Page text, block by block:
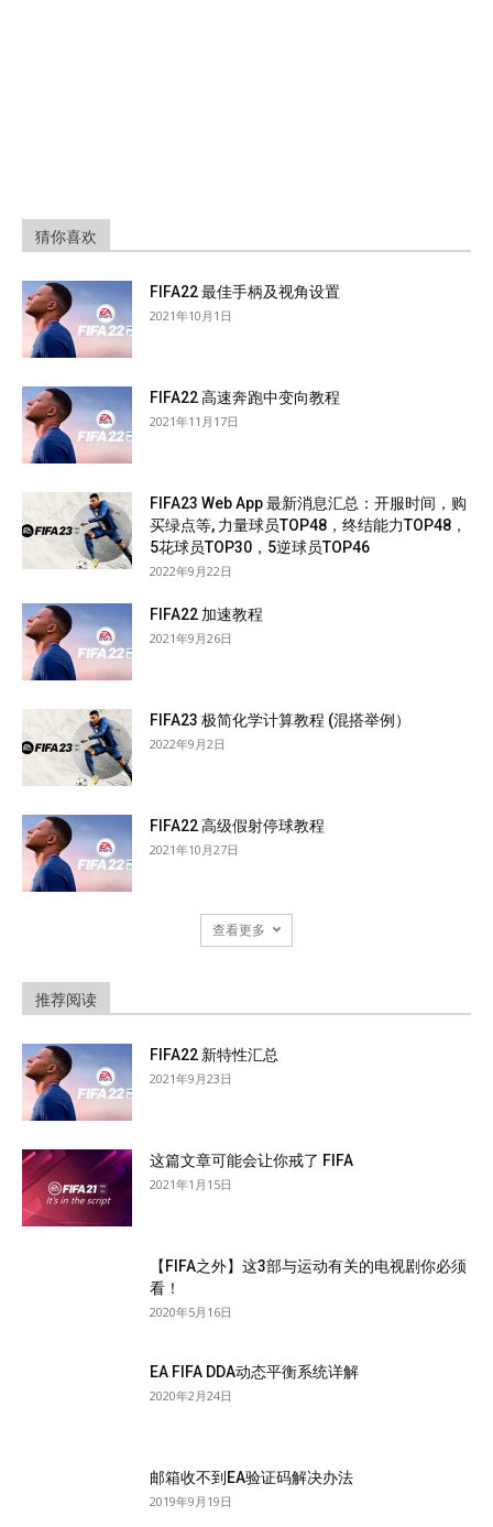
猜你喜欢
FIFA22 最佳手柄及视角设置
2021年10月1日
FIFA22 高速奔跑中变向教程
2021年11月17日
FIFA23 Web App 最新消息汇总：开服时间，购
买绿点等, 力量球员TOP48，终结能力TOP48，
5花球员TOP30，5逆球员TOP46
2022年9月22日
FIFA22 加速教程
2021年9月26日
FIFA23 极简化学计算教程 (混搭举例）
2022年9月2日
FIFA22 高级假射停球教程
2021年10月27日
查看更多
推荐阅读
FIFA22 新特性汇总
2021年9月23日
这篇文章可能会让你戒了 FIFA
2021年1月15日
【FIFA之外】这3部与运动有关的电视剧你必须
看！
2020年5月16日
EA FIFA DDA动态平衡系统详解
2020年2月24日
邮箱收不到EA验证码解决办法
2019年9月19日